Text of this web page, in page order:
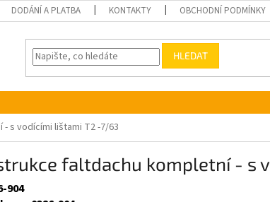
DODÁNÍ A PLATBA KONTAKTY OBCHODNÍ PODMÍNKY
HLEDAT
s vodícími lištami T2 -7/63
faltdachu kompletní - s
904